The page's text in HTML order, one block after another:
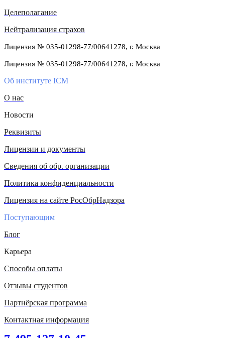
Целеполагание
Нейтрализация страхов
Лицензия № 035-01298-77/00641278, г. Москва
Лицензия № 035-01298-77/00641278, г. Москва
Об институте ICM
О нас
Новости
Реквизиты
Лицензии и документы
Сведения об обр. организации
Политика конфиденциальности
Лицензия на сайте РосОбрНадзора
Поступающим
Блог
Карьера
Способы оплаты
Отзывы студентов
Партнёрская программа
Контактная информация